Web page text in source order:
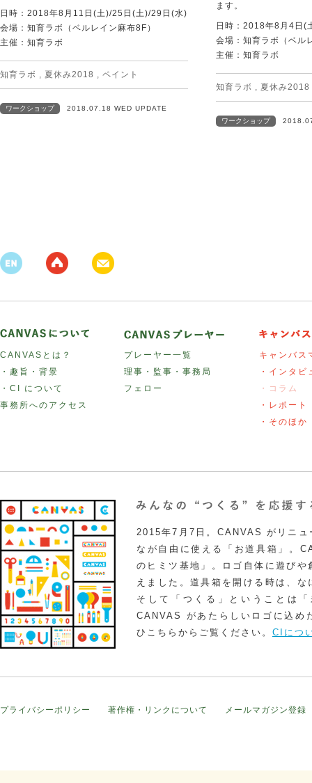
日時：2018年8月11日(土)/25日(土)/29日(水)
会場：知育ラボ（ベルレイン麻布8F）
主催：知育ラボ
知育ラボ , 夏休み2018 , ペイント
ワークショップ 2018.07.18 WED UPDATE
ます。
日時：2018年8月4日(
会場：知育ラボ（ベル
主催：知育ラボ
知育ラボ , 夏休み2018
ワークショップ
CANVASとは？
・趣旨・背景
・CI について
事務所へのアクセス
プレーヤー一覧
理事・監事・事務局
フェロー
キャンバス
・インタビ
・コラム
・レポート
・そのほか
2015年7月7日。CANVAS がリニュ
なが自由に使える「お道具箱」。
のヒミツ基地」。ロゴ自体に遊び
えました。道具箱を開ける時は、
そして「つくる」ということは
CANVAS があたらしいロゴに込め
ひこちらからご覧ください。 CIにつ
プライバシーポリシー 著作権・リンクについて メールマガジン登録